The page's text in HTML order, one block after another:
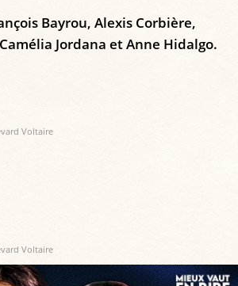
Bayrou, Alexis Corbière,
Jordana et Anne Hidalgo.
Voltaire
Voltaire